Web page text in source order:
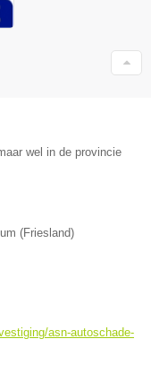
wel in de provincie
(Friesland)
asn-autoschade-